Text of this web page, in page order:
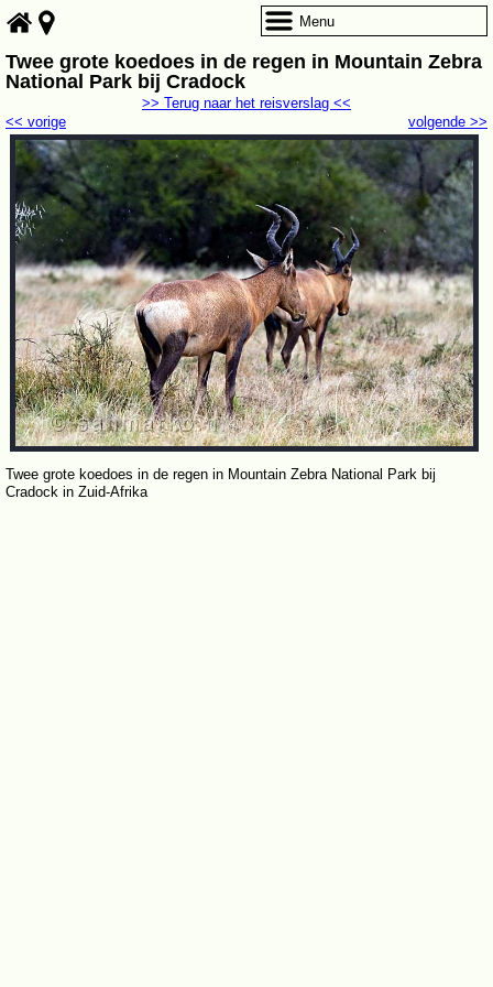
Twee grote koedoes in de regen in Mountain Zebra
National Park bij Cradock
volgende >>
<< vorige
>> Terug naar het reisverslag <<
Twee grote koedoes in de regen in Mountain Zebra National Park bij
Cradock in Zuid-Afrika
Menu